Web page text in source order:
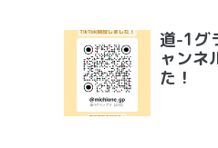
道-1グ
ャンネ
た！